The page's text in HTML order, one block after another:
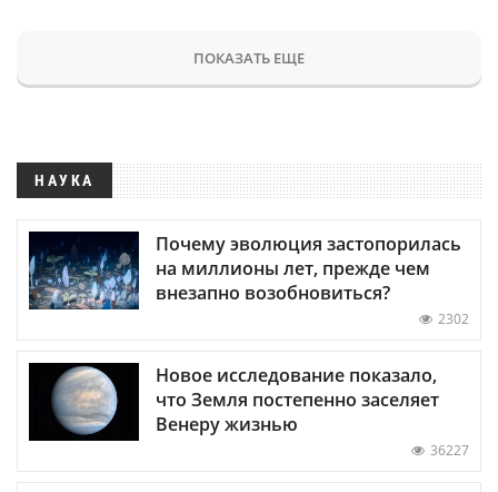
ПОКАЗАТЬ ЕЩЕ
НАУКА
Почему эволюция застопорилась
на миллионы лет, прежде чем
внезапно возобновиться?
2302
Новое исследование показало,
что Земля постепенно заселяет
Венеру жизнью
36227